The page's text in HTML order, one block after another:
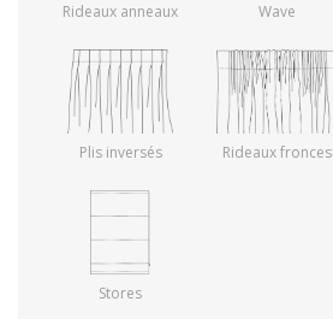
Rideaux anneaux Wave
Plis inversés Rideaux fronces
Stores